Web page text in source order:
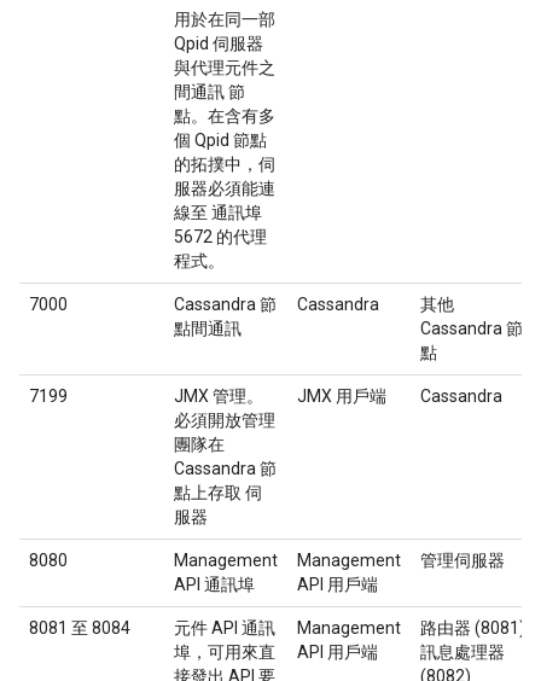
用於在同一部
Qpid 伺服器
與代理元件之
間通訊 節
點。在含有多
個 Qpid 節點
的拓撲中，伺
服器必須能連
線至 通訊埠
5672 的代理
程式。
7000
Cassandra 節
點間通訊
Cassandra
其他
Cassandra 節
點
7199
JMX 管理。
必須開放管理
團隊在
Cassandra 節
點上存取 伺
服器
JMX 用戶端 Cassandra
8080
Management
API 通訊埠
Management
API 用戶端
管理伺服器
8081 至 8084
元件 API 通訊
埠，可用來直
接發出 API 要
Management
API 用戶端
路由器 (8081)
訊息處理器
(8082)